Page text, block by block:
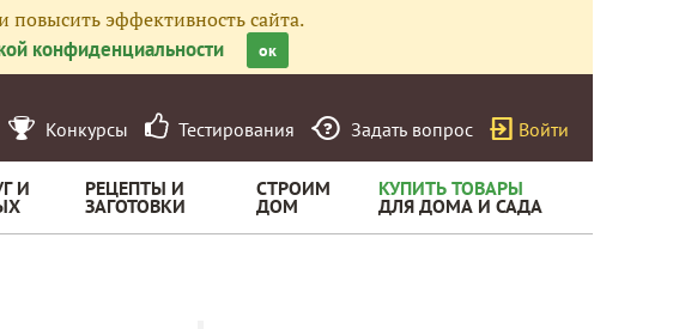
эффективность сайта.
конфиденциальности ок
Конкурсы Тестирования Задать вопрос Войти
И РЕЦЕПТЫ И
ЗАГОТОВКИ
СТРОИМ
ДОМ
КУПИТЬ ТОВАРЫ
ДЛЯ ДОМА И САДА